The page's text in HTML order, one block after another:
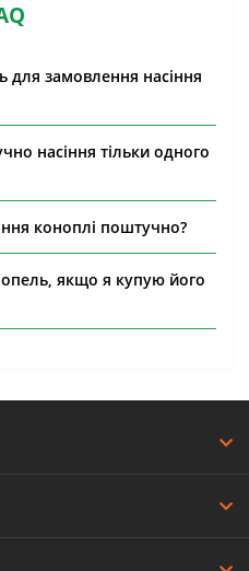
для замовлення насіння
насіння тільки одного
коноплі поштучно?
якщо я купую його